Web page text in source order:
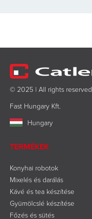
© 2025 | All rights reserved
Fast Hungary Kft.
Hungary
TERMÉKEK
Konyhai robotok
Mixelés és darálás
Kávé és tea készítése
Gyümölcslé készítése
Főzés és sütés